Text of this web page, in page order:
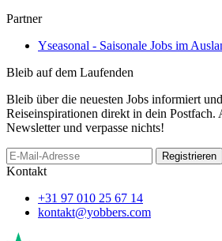
Partner
Yseasonal - Saisonale Jobs im
Bleib auf dem Laufenden
Bleib über die neuesten Jobs informiert
Reiseinspirationen direkt in dein Postfach.
Newsletter und verpasse nichts!
Registrieren
Kontakt
+31 97 010 25 67 14
kontakt@yobbers.com